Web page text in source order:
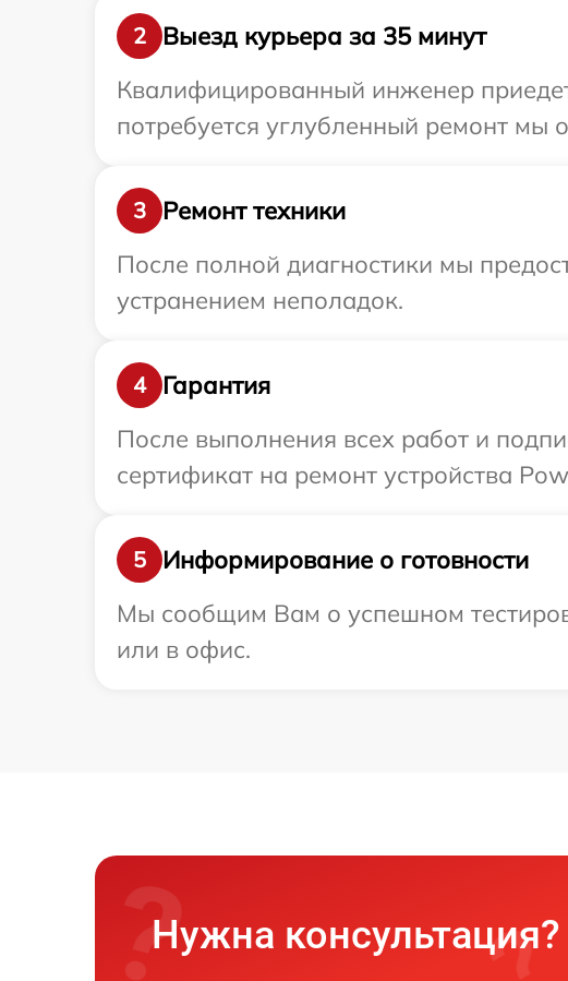
2
Выезд курьера за 35 минут
Квалифицированный инженер
потребуется углубленный ремонт мы
3
Ремонт техники
После полной диагностики мы
устранением неполадок.
4
Гарантия
После выполнения всех работ и
сертификат на ремонт устройства
5
Информирование о готовности
Мы сообщим Вам о успешном
или в офис.
Нужна консультация?